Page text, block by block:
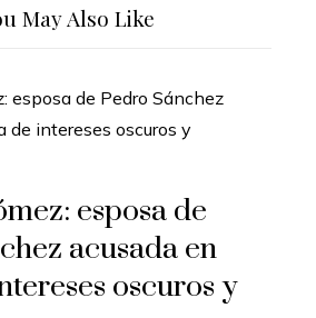
May Also Like
esposa de
acusada en
oscuros y